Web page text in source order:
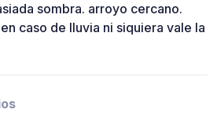
sombra. arroyo cercano.
caso de lluvia ni siquiera vale la